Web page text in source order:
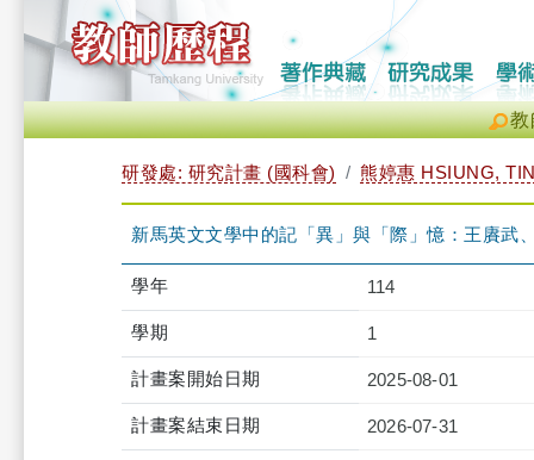
教
研發處: 研究計畫 (國科會) 熊婷惠 HSIUNG,
新馬英文文學中的記「異」與「際」憶：王賡武
學年 114
學期 1
計畫案開始日期 2025-08-01
計畫案結束日期 2026-07-31